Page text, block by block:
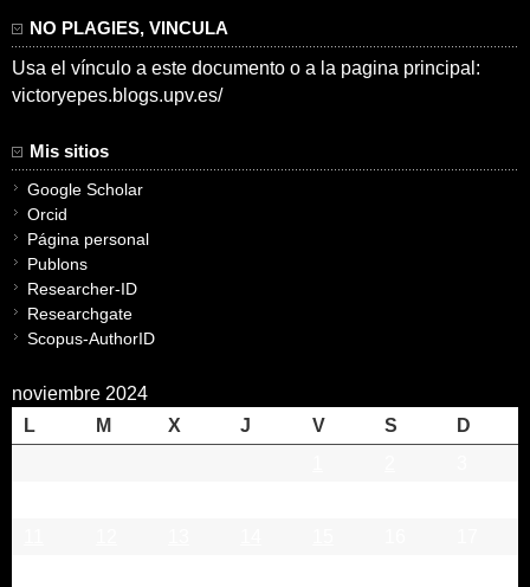
NO PLAGIES, VINCULA
Usa el vínculo a este documento o a la pagina principal:
victoryepes.blogs.upv.es/
Mis sitios
Google Scholar
Orcid
Página personal
Publons
Researcher-ID
Researchgate
Scopus-AuthorID
noviembre 2024
L
M X J V S
D